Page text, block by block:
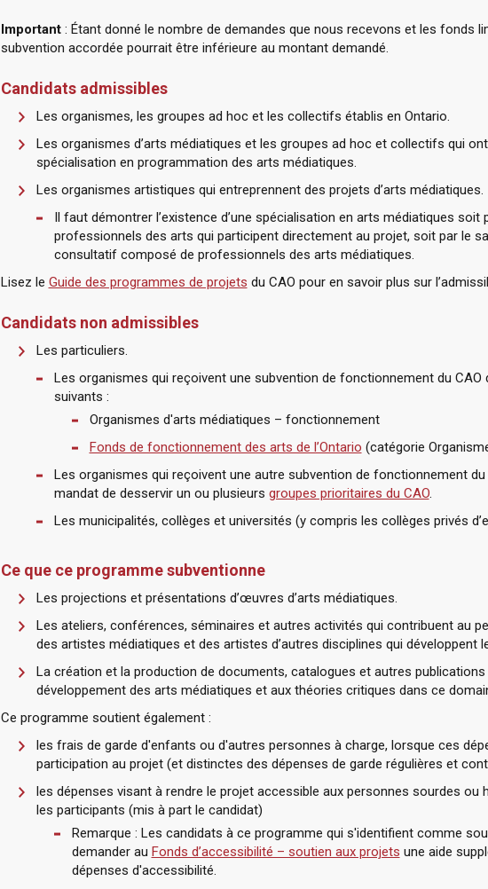
Important: Étant donné le nombre de demandes que nous recevons et les fonds
subvention accordée pourrait être inférieure au montant demandé.
Candidats admissibles
Les organismes, les groupes ad hoc et les collectifs établis en Ontario.
Les organismes d’arts médiatiques et les groupes ad hoc et collectifs qui
spécialisation en programmation des arts médiatiques.
Les organismes artistiques qui entreprennent des projets d’arts médiatiques.
Il faut démontrer l’existence d’une spécialisation en arts médiatiques soit
professionnels des arts qui participent directement au projet, soit par le
consultatif composé de professionnels des arts médiatiques.
Lisez le Guide des programmes de projets du CAO pour en savoir plus sur
Candidats non admissibles
Les particuliers.
Les organismes qui reçoivent une subvention de fonctionnement du CAO
suivants :
Organismes d'arts médiatiques – fonctionnement
Fonds de fonctionnement des arts de l’Ontario (catégorie
Les organismes qui reçoivent une autre subvention de fonctionnement
mandat de desservir un ou plusieurs groupes prioritaires du CAO.
Les municipalités, collèges et universités (y compris les collèges privés
Ce que ce programme subventionne
Les projections et présentations d’œuvres d’arts médiatiques.
Les ateliers, conférences, séminaires et autres activités qui contribuent au
des artistes médiatiques et des artistes d’autres disciplines qui développent
La création et la production de documents, catalogues et autres
développement des arts médiatiques et aux théories critiques dans ce
Ce programme soutient également :
les frais de garde d'enfants ou d'autres personnes à charge, lorsque ces
participation au projet (et distinctes des dépenses de garde régulières et
les dépenses visant à rendre le projet accessible aux personnes sourdes ou
les participants (mis à part le candidat)
Remarque : Les candidats à ce programme qui s'identifient comme
demander au Fonds d’accessibilité – soutien aux projets une aide
dépenses d'accessibilité.